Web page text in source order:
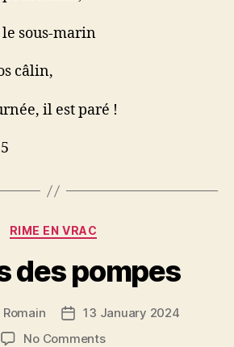
sous-marin
câlin,
il est paré !
Categories
RIME EN VRAC
des pompes
Post13 January 2024
No Commentson